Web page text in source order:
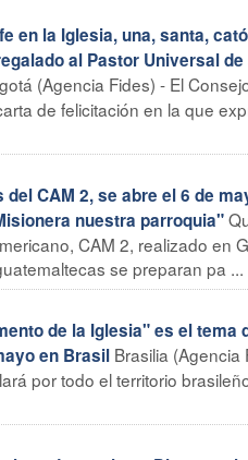
en la Iglesia, una, santa,
al Pastor Universal
(Agencia Fides) - El
de felicitación en la que
del CAM 2, se abre el 6 de
nuestra parroquia"
CAM 2, realizado en
se preparan pa ...
de la Iglesia" es el tema
en Brasil Brasilia
por todo el territorio